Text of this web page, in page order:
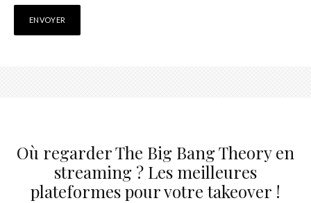
Où regarder The Big Bang Theory en
streaming ? Les meilleures
plateformes pour votre takeover !